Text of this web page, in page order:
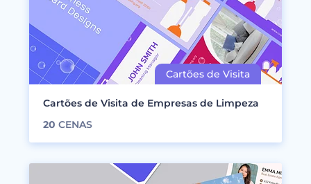
Cartões de Visita de Empresas de Limpeza
20 CENAS